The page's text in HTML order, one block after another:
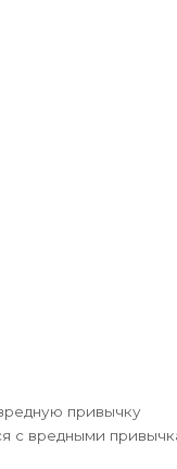
привычку
с вредными